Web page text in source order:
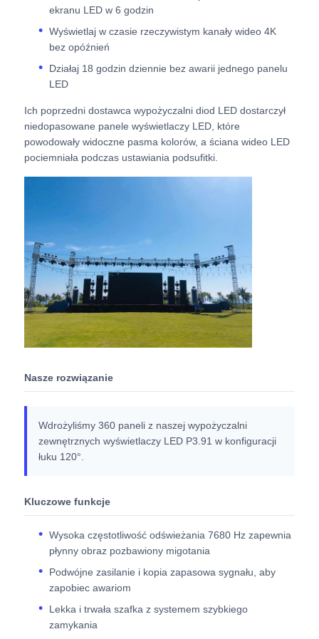
Ekran LED SMD
Płyty wyświetleniowe LED zewnętrzne
Zewnętrzny billboard ledowy
ekranu LED w 6 godzin
Wyświetlaj w czasie rzeczywistym kanały wideo 4K
bez opóźnień
Działaj 18 godzin dziennie bez awarii jednego panelu
LED
Ich poprzedni dostawca wypożyczalni diod LED dostarczył
niedopasowane panele wyświetlaczy LED, które
powodowały widoczne pasma kolorów, a ściana wideo LED
pociemniała podczas ustawiania podsufitki.
Nasze rozwiązanie
Wdrożyliśmy 360 paneli z naszej wypożyczalni
zewnętrznych wyświetlaczy LED P3.91 w konfiguracji
łuku 120°.
Kluczowe funkcje
Wysoka częstotliwość odświeżania 7680 Hz zapewnia
płynny obraz pozbawiony migotania
Podwójne zasilanie i kopia zapasowa sygnału, aby
zapobiec awariom
Lekka i trwała szafka z systemem szybkiego
zamykania